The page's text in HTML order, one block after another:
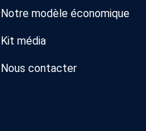
Notre modèle économique
Kit média
Nous contacter